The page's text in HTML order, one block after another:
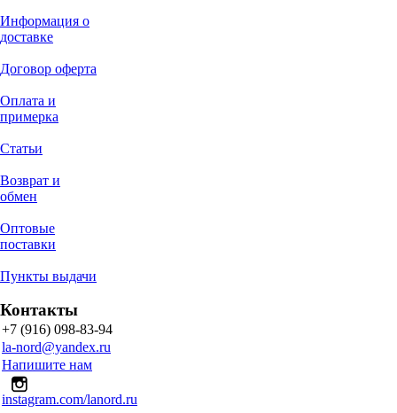
Информация о
доставке
Договор оферта
Оплата и
примерка
Статьи
Возврат и
обмен
Оптовые
поставки
Пункты выдачи
Контакты
+7 (916) 098-83-94
la-nord@yandex.ru
Напишите нам
instagram.com/lanord.ru